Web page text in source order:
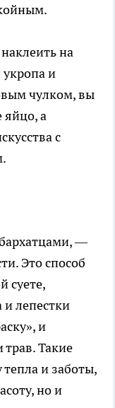
на
и
чулком, вы
яйцо, а
с
—
Это способ
суете,
лепестки
и
Такие
тепла и заботы,
но и